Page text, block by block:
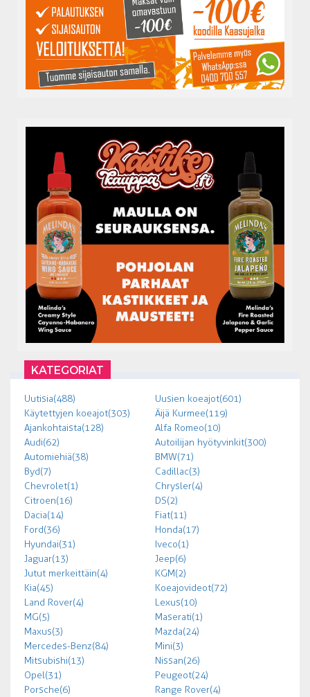
KATEGORIAT
Uutisia (488)
Uusien koeajot (601)
Käytettyjen koeajot (303)
Äijä Kurmee (119)
Ajankohtaista (128)
Alfa Romeo (10)
Audi (62)
Autoilijan hyötyvinkit (300)
Automiehiä (38)
BMW (71)
Byd (7)
Cadillac (3)
Chevrolet (1)
Chrysler (4)
Citroen (16)
DS (2)
Dacia (14)
Fiat (11)
Ford (36)
Honda (17)
Hyundai (31)
Iveco (1)
Jaguar (13)
Jeep (6)
Jutut merkeittäin (4)
KGM (2)
Kia (45)
Koeajovideot (72)
Land Rover (4)
Lexus (10)
MG (5)
Maserati (1)
Maxus (3)
Mazda (24)
Mercedes-Benz (84)
Mini (3)
Mitsubishi (13)
Nissan (26)
Opel (31)
Peugeot (24)
Porsche (6)
Range Rover (4)